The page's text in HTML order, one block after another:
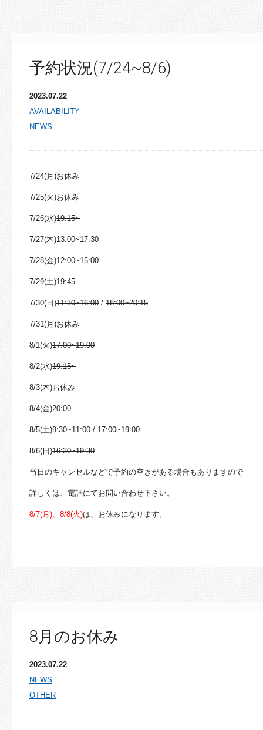
予約状況(7/24~8/6)
2023.07.22
AVAILABILITY
NEWS
7/24(月)お休み
7/25(火)お休み
7/26(水)19:15~
7/27(木)13:00~17:30
7/28(金)12:00~15:00
7/29(土)19:45
7/30(日)11:30~16:00 / 18:00~20:15
7/31(月)お休み
8/1(火)17:00~19:00
8/2(水)19:15~
8/3(木)お休み
8/4(金)20:00
8/5(土)9:30~11:00 / 17:00~19:00
8/6(日)16:30~19:30
当日のキャンセルなどで予約の空きがある場合もありますので
詳しくは、電話にてお問い合わせ下さい。
8/7(月)、8/8(火)は、お休みになります。
8月のお休み
2023.07.22
NEWS
OTHER